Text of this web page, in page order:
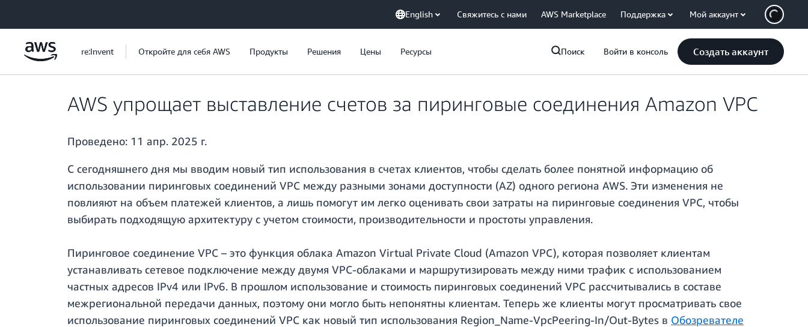
English Свяжитесь с нами AWS Marketplace Поддержка Мой аккаунт
re:Invent Откройте для себя AWS Продукты Решения Цены Ресурсы Поиск Войти в консоль Создать аккаунт
AWS упрощает выставление счетов за пиринговые соединения Amazon VPC
Проведено: 11 апр. 2025 г.
С сегодняшнего дня мы вводим новый тип использования в счетах клиентов, чтобы сделать более понятной информацию об
использовании пиринговых соединений VPC между разными зонами доступности (AZ) одного региона AWS. Эти изменения не
повлияют на объем платежей клиентов, а лишь помогут им легко оценивать свои затраты на пиринговые соединения VPC, чтобы
выбирать подходящую архитектуру с учетом стоимости, производительности и простоты управления.
Пиринговое соединение VPC – это функция облака Amazon Virtual Private Cloud (Amazon VPC), которая позволяет клиентам
устанавливать сетевое подключение между двумя VPC-облаками и маршрутизировать между ними трафик с использованием
частных адресов IPv4 или IPv6. В прошлом использование и стоимость пиринговых соединений VPC рассчитывались в составе
межрегиональной передачи данных, поэтому они могло быть непонятны клиентам. Теперь же клиенты могут просматривать свое
использование пиринговых соединений VPC как новый тип использования Region_Name-VpcPeering-In/Out-Bytes в Обозревателе